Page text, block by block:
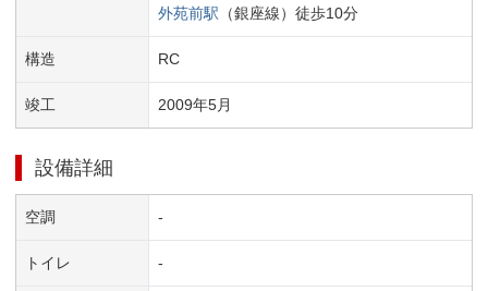
外苑前駅 （銀座線） 徒歩10分
構造 RC
竣工 2009年5月
設備詳細
空調 -
トイレ -